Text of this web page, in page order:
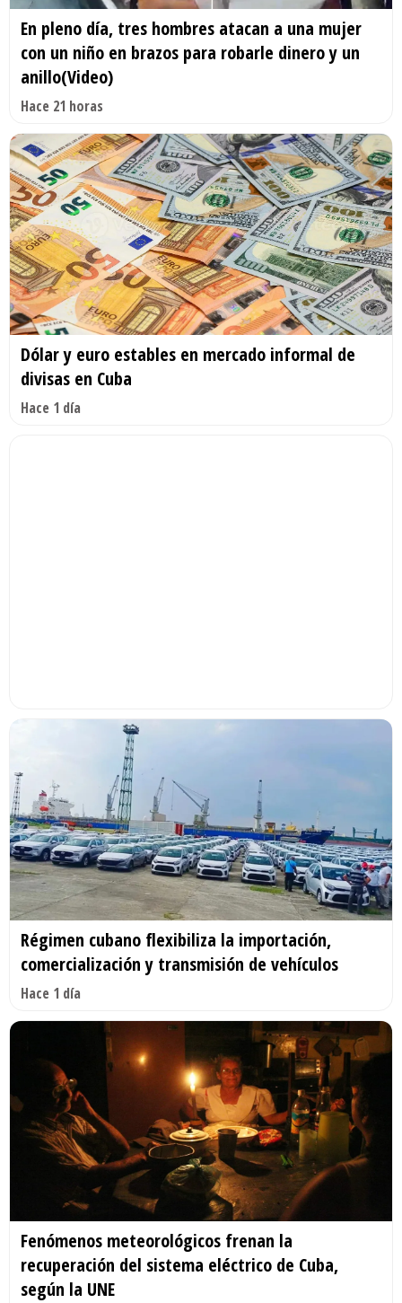
En pleno día, tres hombres atacan a una mujer
con un niño en brazos para robarle dinero y un
anillo(Video)
Hace 21 horas
Dólar y euro estables en mercado informal de
divisas en Cuba
Hace 1 día
Régimen cubano flexibiliza la importación,
comercialización y transmisión de vehículos
Hace 1 día
Fenómenos meteorológicos frenan la
recuperación del sistema eléctrico de Cuba,
según la UNE